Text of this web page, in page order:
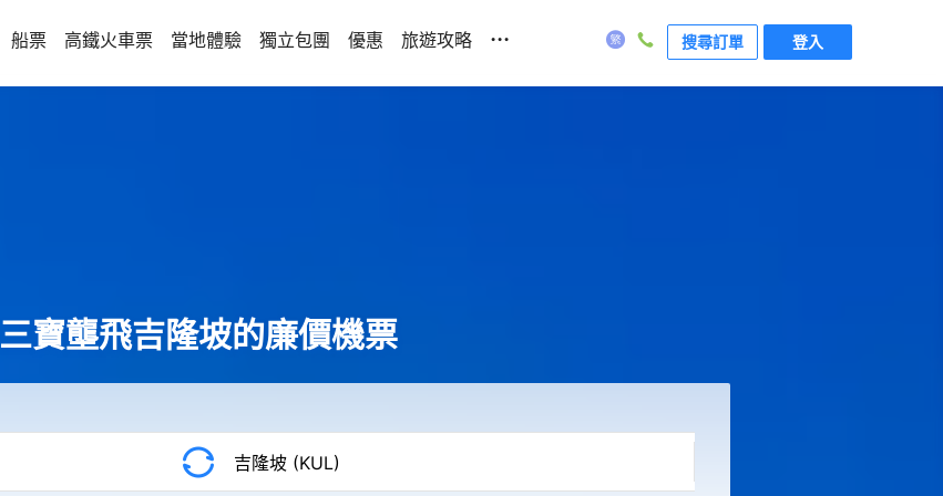
船票 高鐵火車票 當地體驗 獨立包團 優惠 旅遊攻略 ... 搜尋訂單 登入
三寶壟飛吉隆坡的廉價機票